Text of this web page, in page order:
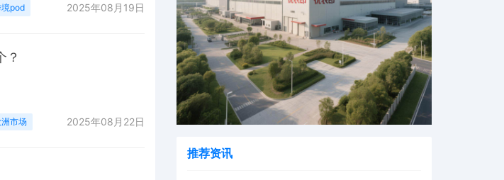
pod 2025年08月19日
？
市场 2025年08月22日
推荐资讯